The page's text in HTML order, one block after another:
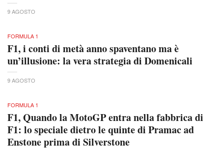
9 AGOSTO
FORMULA 1
F1, i conti di metà anno spaventano ma è
un’illusione: la vera strategia di Domenicali
9 AGOSTO
FORMULA 1
F1, Quando la MotoGP entra nella fabbrica di
F1: lo speciale dietro le quinte di Pramac ad
Enstone prima di Silverstone